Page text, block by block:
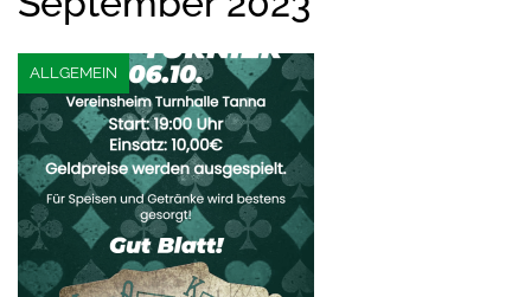
ALLGEMEIN